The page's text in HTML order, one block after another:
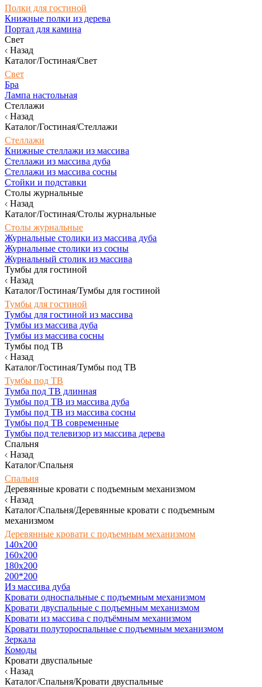
Полки для гостиной
Книжные полки из дерева
Портал для камина
Свет
Назад
Каталог/Гостиная/Свет
Свет
Бра
Лампа настольная
Стеллажи
Назад
Каталог/Гостиная/Стеллажи
Стеллажи
Книжные стеллажи из массива
Стеллажи из массива дуба
Стеллажи из массива сосны
Стойки и подставки
Столы журнальные
Назад
Каталог/Гостиная/Столы журнальные
Столы журнальные
Журнальные столики из массива дуба
Журнальные столики из сосны
Журнальный столик из массива
Тумбы для гостиной
Назад
Каталог/Гостиная/Тумбы для гостиной
Тумбы для гостиной
Тумбы для гостиной из массива
Тумбы из массива дуба
Тумбы из массива сосны
Тумбы под ТВ
Назад
Каталог/Гостиная/Тумбы под ТВ
Тумбы под ТВ
Тумба под ТВ длинная
Тумбы под ТВ из массива дуба
Тумбы под ТВ из массива сосны
Тумбы под ТВ современные
Тумбы под телевизор из массива дерева
Спальня
Назад
Каталог/Спальня
Спальня
Деревянные кровати с подъемным механизмом
Назад
Каталог/Спальня/Деревянные кровати с подъемным
механизмом
Деревянные кровати с подъемным механизмом
140x200
160х200
180х200
200*200
Из массива дуба
Кровати односпальные с подъемным механизмом
Кровати двуспальные с подъемным механизмом
Кровати из массива с подъёмным механизмом
Кровати полутороспальные с подъемным механизмом
Зеркала
Комоды
Кровати двуспальные
Назад
Каталог/Спальня/Кровати двуспальные